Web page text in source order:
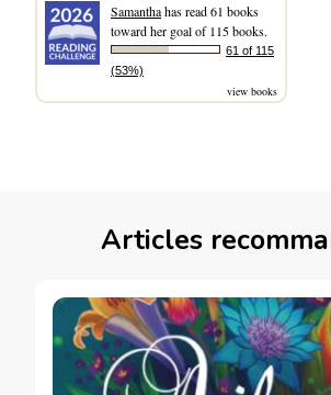
Samanthahas read 61 books
toward her goal of 115 books.
61 of 115
(53%)
view books
Articles